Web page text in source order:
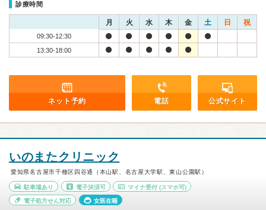
診療時間
月 火 水 木 金 土 日 祝
09:30-12:30
13:30-18:00
ネット予約 電話 公式サイト
いのまたクリニック
愛知県名古屋市千種区四谷通（本山駅、名古屋大学駅、東山公園駅）
駐車場あり 電子決済可 マイナ受付 (スマホ可)
電子処方せん対応 女医在籍